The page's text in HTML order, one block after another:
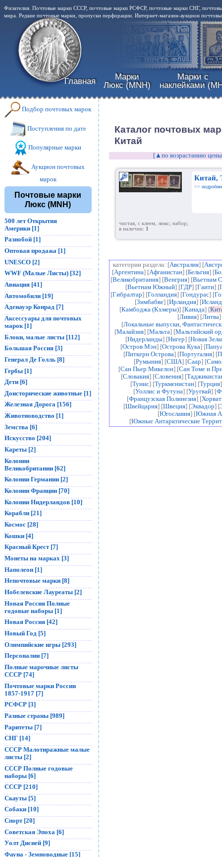
Филателия. Почтовые марки СССР, почтовые марки РСФСР, почтовые марки СНГ,
мира. Редкие почтовые марки, пропуски перфорации. Интернет-магазин-аукцион
Главная
Марки
Люкс (MNH)
Марки с
наклейками
Подбор почтовых марок
Поступления по дате
Популярные марки
Аукцион почтовых
марок
Почтовые марки
Люкс (MNH)
500 лет Открытия
Америки [1]
Разнобой [1]
Оптовая продажа [1]
UNESCO [2]
WWF (Малые Листы) [32]
Авиация [41]
Автомобили [19]
Аденауэр Конрад [7]
Аксессуары для почтовых
марок [1]
Блоки, малые листы [112]
Большая Россия [3]
Генерал Де Голль [8]
Гербы [1]
Дети [6]
Доисторические животные [1]
Железная Дорога [156]
Животноводство [1]
Земства [6]
Искусство [204]
Кареты [2]
Колонии
Великобритании [62]
Колонии Германии [2]
Колонии Франции [70]
Колонии Нидерландов [10]
Корабли [21]
Космос [28]
Кошки [4]
Красный Крест [7]
Монеты на марках [3]
Наполеон [1]
Непочтовые марки [8]
Нобелевские Лауреаты [2]
Новая Россия Полные
годовые наборы [1]
Новая Россия [42]
Новый Год [5]
Олимпийские игры [293]
Персоналии [7]
Полные марочные листы
СССР [74]
Почтовые марки России
1857-1917 [7]
РСФСР [3]
Разные страны [989]
Раритеты [7]
СНГ [14]
СССР Малотиражные малые
листы [2]
СССР Полные годовые
наборы [6]
СССР [210]
Скауты [5]
Собаки [10]
Спорт [20]
Советская Эпоха [6]
Уолт Дисней [9]
Фауна - Земноводные [15]
Каталог почтовых
Китай
[▲по возрастанию
Китай,
>>
чистая, с клеем, люкс; набор;
в наличии: 1
категории раздела: [Австралия] [
[Аргентина] [Афганистан] [Бельгия] [
[Великобритания] [Венгрия] [Вьетнам
[Вьетнам Южный] [ГДР] [Гаити] [
[Гибралтар] [Голландия] [Гондурас] [
[Зимбабве] [Ирландия] [
[Камбоджа (Кхмеры)] [Канада] [
[Ливия] [Литва]
[Локальные выпуски,
[Малайзия] [Мальта] [Мальтийский
[Нидерланды] [Нигер] [Новая
[Остров Мэн] [Острова Кука] [
[Питкерн Острова] [Португалия] [
[Румыния] [США] [Саар] [
[Сан Пьер Микелон] [Сан Томе и
[Словакия] [Словения] [
[Тунис] [Туркменистан] [Турция
[Уоллис и Футуна] [Уругвай] [
[Французская Полинезия] [
[Швейцария] [Швеция] [Эквадор] [
[Югославия] [Южная
[Южные Антарктические